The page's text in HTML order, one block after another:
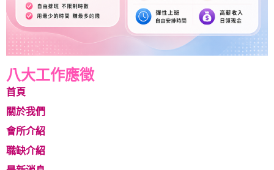
八大工作應徵
首頁
關於我們
會所介紹
職缺介紹